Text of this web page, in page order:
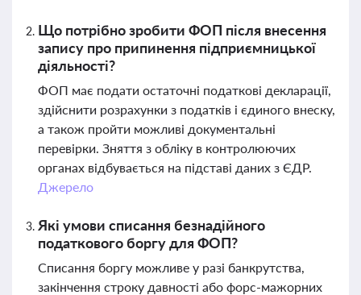
Що потрібно зробити ФОП після внесення
запису про припинення підприємницької
діяльності?
ФОП має подати остаточні податкові декларації,
здійснити розрахунки з податків і єдиного внеску,
а також пройти можливі документальні
перевірки. Зняття з обліку в контролюючих
органах відбувається на підставі даних з ЄДР.
Джерело
Які умови списання безнадійного
податкового боргу для ФОП?
Списання боргу можливе у разі банкрутства,
закінчення строку давності або форс-мажорних